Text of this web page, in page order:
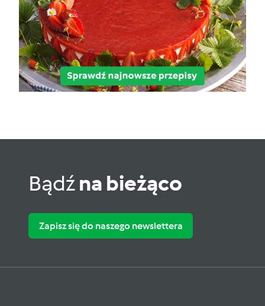
Bądźna bieżąco
Zapisz się do naszego newslettera